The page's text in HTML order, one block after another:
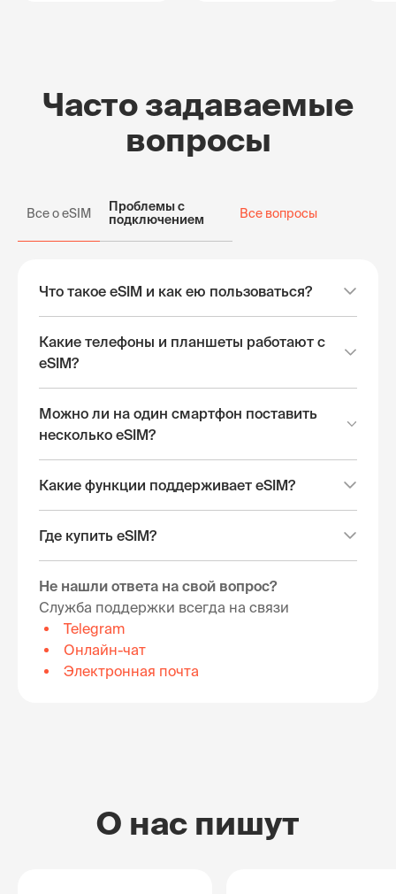
Часто задаваемые
вопросы
Все о eSIM
Проблемы с
подключением
Все вопросы
Что такое eSIM и как ею пользоваться?
Какие телефоны и планшеты работают с
eSIM?
Можно ли на один смартфон поставить
несколько eSIM?
Какие функции поддерживает eSIM?
Где купить eSIM?
Не нашли ответа на свой вопрос?
Служба поддержки всегда на связи
Telegram
Онлайн-чат
Электронная почта
О нас пишут